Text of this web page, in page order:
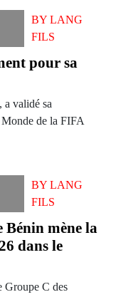
BYLANG
FILS
pour sa
a validé sa
de la FIFA
BY LANG
FILS
mène la
dans le
Groupe C des